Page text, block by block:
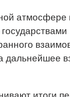
атмосфере
дальнейшее
итоги